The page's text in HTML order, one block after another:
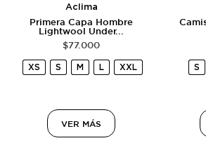
Aclima
Primera Capa Hombre
Lightwool Under...
$77.000
XS S M L XXL
VER MÁS
S